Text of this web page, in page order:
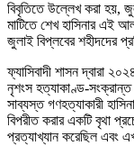
বিবৃতিতে উল্লেখ করা হয়,
মাটিতে শেখ হাসিনার এই
জুলাই বিপ্লবের শহীদদের
ফ্যাসিবাদী শাসন দ্বারা
নৃশংস হত্যাকাণ্ড-সংক্রান্ত
সাব্যস্ত গণহত্যাকারী
বিপরীত করার একটি বৃথা
প্রত্যাখ্যান করেছিল এবং